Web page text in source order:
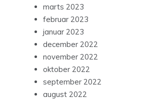
marts 2023
februar 2023
januar 2023
december 2022
november 2022
oktober 2022
september 2022
august 2022